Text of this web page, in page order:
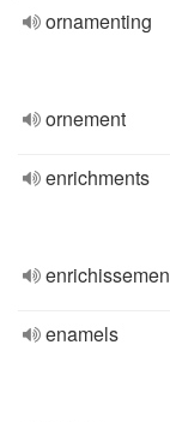
ornamenting
ornement
enrichments
enamels